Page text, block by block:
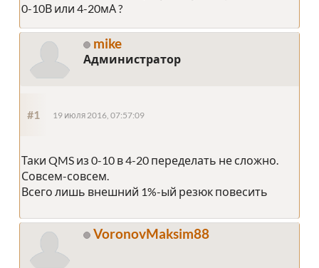
0-10В или 4-20мА ?
mike
Администратор
#1 19 июля 2016, 07:57:09
Таки QMS из 0-10 в 4-20 переделать не сложно.
Совсем-совсем.
Всего лишь внешний 1%-ый резюк повесить
VoronovMaksim88